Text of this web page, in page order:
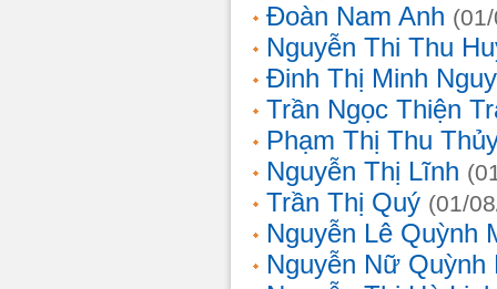
Đoàn Nam Anh
Nguyễn Thi Thu
Đinh Thị Minh
Trần Ngọc Thiện
Phạm Thị Thu
Nguyễn Thị Lĩnh
Trần Thị Quý (01/
Nguyễn Lê Quỳnh
Nguyễn Nữ